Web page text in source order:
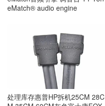
eMatch® audio engine
处理库存惠普HP拆机25CM 28C